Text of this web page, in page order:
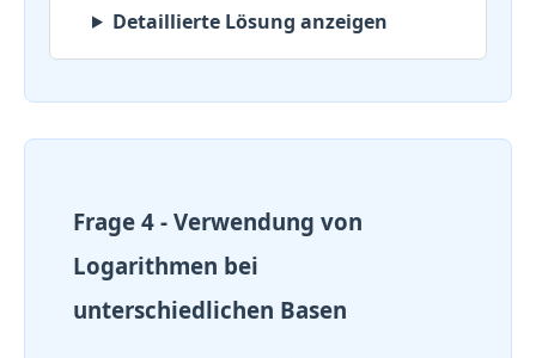
Detaillierte Lösung anzeigen
Frage 4 - Verwendung von
Logarithmen bei
unterschiedlichen Basen